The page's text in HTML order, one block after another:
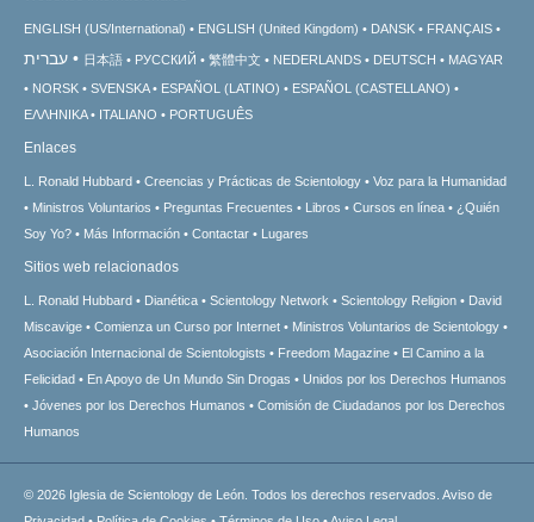
ENGLISH (US/International) ENGLISH (United Kingdom) DANSK FRANÇAIS
עברית 日本語 РУССКИЙ 繁體中文 NEDERLANDS DEUTSCH
MAGYAR
NORSK
SVENSKA ESPAÑOL (LATINO)
ESPAÑOL (CASTELLANO)
ΕΛΛΗΝΙΚA
ITALIANO PORTUGUÊS
Enlaces
L. Ronald Hubbard Creencias y Prácticas de Scientology
Voz para la Humanidad
Ministros Voluntarios
Preguntas Frecuentes Libros Cursos en línea
¿Quién
Soy Yo?
Más Información Contactar Lugares
Sitios web relacionados
L. Ronald Hubbard Dianética Scientology Network Scientology Religion
David
Miscavige
Comienza un Curso por Internet
Ministros Voluntarios de Scientology
Asociación Internacional de Scientologists
Freedom Magazine
El Camino a la
Felicidad
En Apoyo de Un Mundo Sin Drogas
Unidos por los Derechos Humanos
Jóvenes por los Derechos Humanos
Comisión de Ciudadanos por los Derechos
Humanos
© 2026 Iglesia de Scientology de León. Todos los derechos reservados. Aviso de